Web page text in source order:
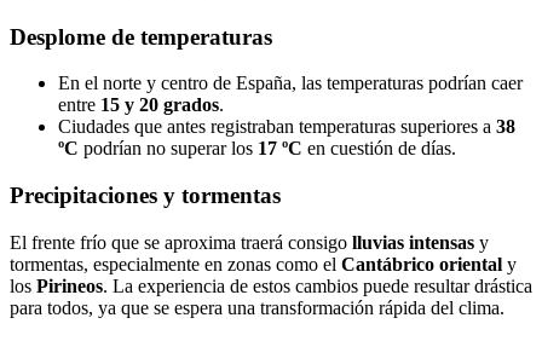
Desplome de temperaturas
En el norte y centro de España, las temperaturas podrían caer
entre 15 y 20 grados.
Ciudades que antes registraban temperaturas superiores a 38
ºC podrían no superar los 17 ºC en cuestión de días.
Precipitaciones y tormentas
El frente frío que se aproxima traerá consigo lluvias intensas y
tormentas, especialmente en zonas como el Cantábrico oriental y
los Pirineos. La experiencia de estos cambios puede resultar drástica
para todos, ya que se espera una transformación rápida del clima.